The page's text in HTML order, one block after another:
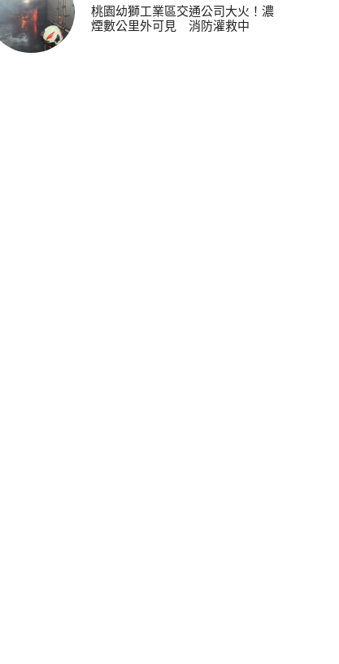
桃園幼獅工業區交通公司大火！濃
煙數公里外可見 消防灌救中